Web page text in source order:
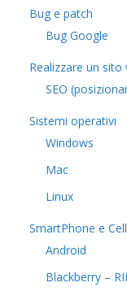
Bug e patch
Bug Google
Realizzare un sito
SEO
Sistemi operativi
Windows
Mac
Linux
SmartPhone e
Android
Blackberry –